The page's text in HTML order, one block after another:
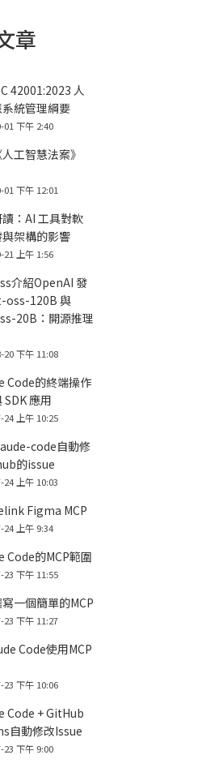
章
42001:2023 人
統管理綱要
01 下午 2:40
工智慧法案》
01 下午 12:01
：AI 工具對軟
架構的影響
21 上午 1:56
介紹OpenAI 發
oss-120B 與
20B：開源推理
20 下午 11:08
Code的終端操作
SDK 應用
24 上午 10:25
code自動修
的issue
24 上午 10:03
Figma MCP
24 上午 9:34
Code的MCP範圍
23 下午 11:55
一個簡單的MCP
23 下午 11:27
Code使用MCP
23 下午 10:06
Code + GitHub
自動修改Issue
23 下午 9:00